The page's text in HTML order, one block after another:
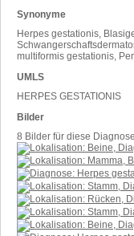
Synonyme
Herpes gestationis,
multiformis gestationis,
UMLS
HERPES GESTATIONIS
Bilder
8 Bilder für diese Diagnose